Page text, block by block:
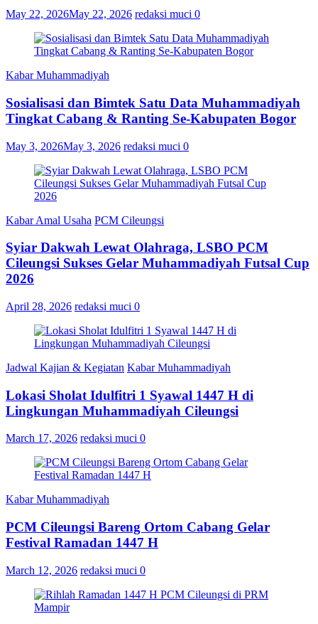
May 22, 2026May 22, 2026 redaksi muci 0
Kabar Muhammadiyah
Sosialisasi dan Bimtek Satu Data Muhammadiyah
Tingkat Cabang & Ranting Se-Kabupaten Bogor
May 3, 2026May 3, 2026 redaksi muci 0
Kabar Amal Usaha PCM Cileungsi
Syiar Dakwah Lewat Olahraga, LSBO PCM
Cileungsi Sukses Gelar Muhammadiyah Futsal Cup
2026
April 28, 2026 redaksi muci 0
Jadwal Kajian & Kegiatan Kabar Muhammadiyah
Lokasi Sholat Idulfitri 1 Syawal 1447 H di
Lingkungan Muhammadiyah Cileungsi
March 17, 2026 redaksi muci 0
Kabar Muhammadiyah
PCM Cileungsi Bareng Ortom Cabang Gelar
Festival Ramadan 1447 H
March 12, 2026 redaksi muci 0